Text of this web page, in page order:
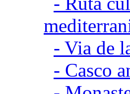
- Via de
- Casco